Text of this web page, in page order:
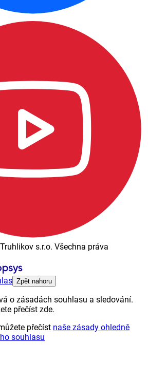
s.r.o. Všechna práva
Zpět nahoru
o zásadách souhlasu a sledování.
přečíst zde.
přečíst naše zásady ohledně
souhlasu